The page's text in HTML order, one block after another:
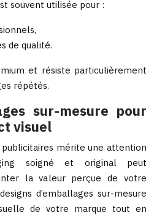
souvent utilisée pour :
de qualité.
et résiste particulièrement
répétés.
sur-mesure pour
visuel
publicitaires mérite une attention
soigné et original peut
la valeur perçue de votre
d’emballages sur-mesure
de votre marque tout en